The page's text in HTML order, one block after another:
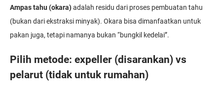
Ampas tahu (okara)adalah residu dari proses pembuatan tahu
(bukan dari ekstraksi minyak). Okara bisa dimanfaatkan untuk
pakan juga, tetapi namanya bukan “bungkil kedelai”.
Pilih metode: expeller (disarankan) vs
pelarut (tidak untuk rumahan)